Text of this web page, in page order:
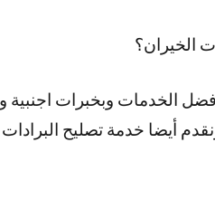
الخيران؟
افضل الخدمات وبخبرات
أيضا خدمة تصليح البرادات